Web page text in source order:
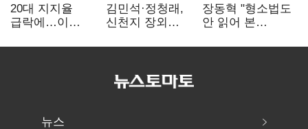
20대 지지율
급락에…이
재편"
김민석·정청래,
신천지 장외
"호남 계몽 규탄"
장동혁 "형소법도
안 읽어 본
속도로 무너질
뉴스